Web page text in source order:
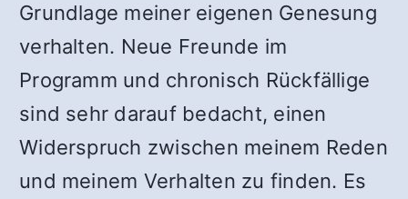
Grundlage meiner eigenen Genesung
verhalten. Neue Freunde im
Programm und chronisch Rückfällige
sind sehr darauf bedacht, einen
Widerspruch zwischen meinem Reden
und meinem Verhalten zu finden. Es